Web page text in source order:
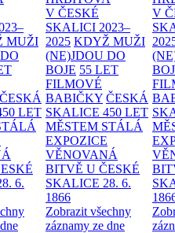
MUŽI
ČESKÁ
LET
6.
V ČESKÉ
SKALICI 2023–
2025 KDYŽ MUŽI
(NE)JDOU DO
BOJE 55 LET
FILMOVÉ
BABIČKY ČESKÁ
SKALICE 450 LET
MĚSTEM STÁLÁ
EXPOZICE
VĚNOVANÁ
BITVĚ U ČESKÉ
SKALICE 28. 6.
1866
Zobrazit všechny
záznamy ze dne
V